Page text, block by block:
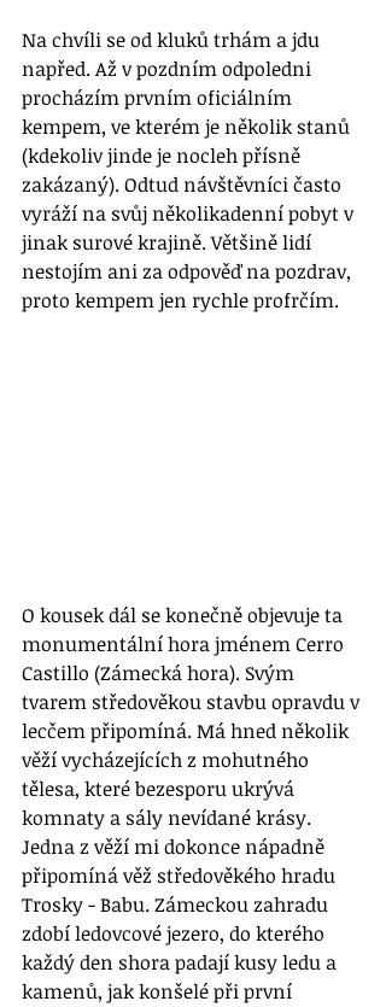
Na chvíli se od kluků trhám a jdu
napřed. Až v pozdním odpoledni
procházím prvním oficiálním
kempem, ve kterém je několik stanů
(kdekoliv jinde je nocleh přísně
zakázaný). Odtud návštěvníci často
vyráží na svůj několikadenní pobyt v
jinak surové krajině. Většině lidí
nestojím ani za odpověď na pozdrav,
proto kempem jen rychle profrčím.
O kousek dál se konečně objevuje ta
monumentální hora jménem Cerro
Castillo (Zámecká hora). Svým
tvarem středověkou stavbu opravdu v
lecčem připomíná. Má hned několik
věží vycházejících z mohutného
tělesa, které bezesporu ukrývá
komnaty a sály nevídané krásy.
Jedna z věží mi dokonce nápadně
připomíná věž středověkého hradu
Trosky - Babu. Zámeckou zahradu
zdobí ledovcové jezero, do kterého
každý den shora padají kusy ledu a
kamenů, jak konšelé při první